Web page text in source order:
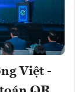
Việt -